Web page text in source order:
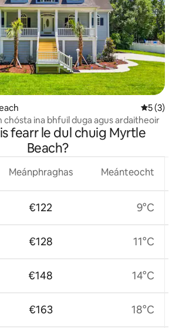
5 (3)
chósta ina bhfuil duga agus ardaitheoir
fearr le dul chuig Myrtle
Beach?
Meánphraghas
€122
€128
€148
€163
Meánteocht
9°C
11°C
14°C
18°C